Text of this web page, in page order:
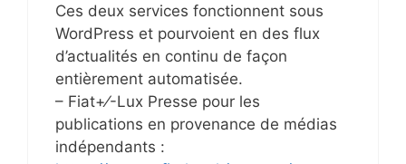
Ces deux services fonctionnent sous
WordPress et pourvoient en des flux
d’actualités en continu de façon
entièrement automatisée.
– Fiat+⁄-Lux Presse pour les
publications en provenance de médias
indépendants :